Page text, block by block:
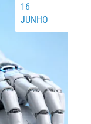
16
JUNHO